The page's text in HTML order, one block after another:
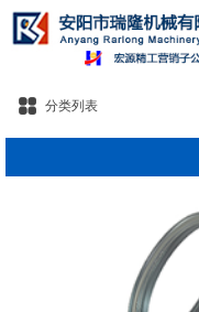
分类列表